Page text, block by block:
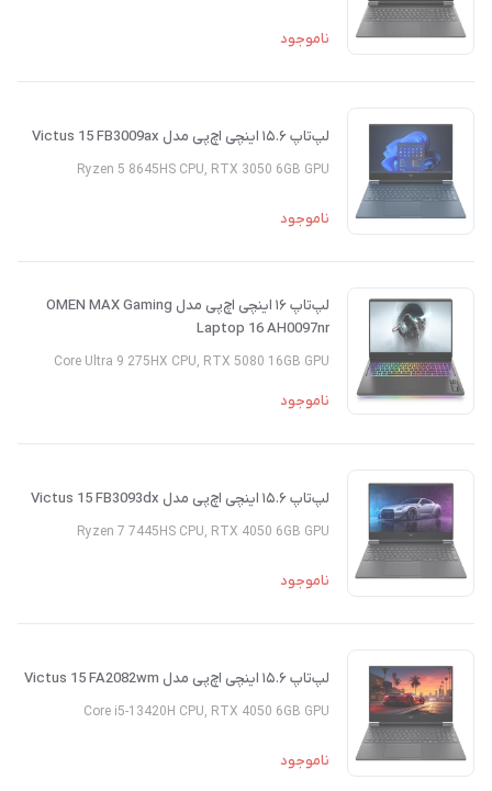
ناموجود
لپ‌تاپ ۱۵.۶ اینچی اچ‌پی مدل Victus 15 FB3009ax
Ryzen 5 8645HS CPU, RTX 3050 6GB GPU
ناموجود
لپ‌تاپ ۱۶ اینچی اچ‌پی مدل OMEN MAX Gaming
Laptop 16 AH0097nr
Core Ultra 9 275HX CPU, RTX 5080 16GB GPU
ناموجود
لپ‌تاپ ۱۵.۶ اینچی اچ‌پی مدل Victus 15 FB3093dx
Ryzen 7 7445HS CPU, RTX 4050 6GB GPU
ناموجود
لپ‌تاپ ۱۵.۶ اینچی اچ‌پی مدل Victus 15 FA2082wm
Core i5-13420H CPU, RTX 4050 6GB GPU
ناموجود